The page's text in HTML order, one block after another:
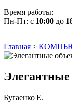
Время работы:
Пн-Пт: с 10:00 до
Главная >
Бугаенко Е.